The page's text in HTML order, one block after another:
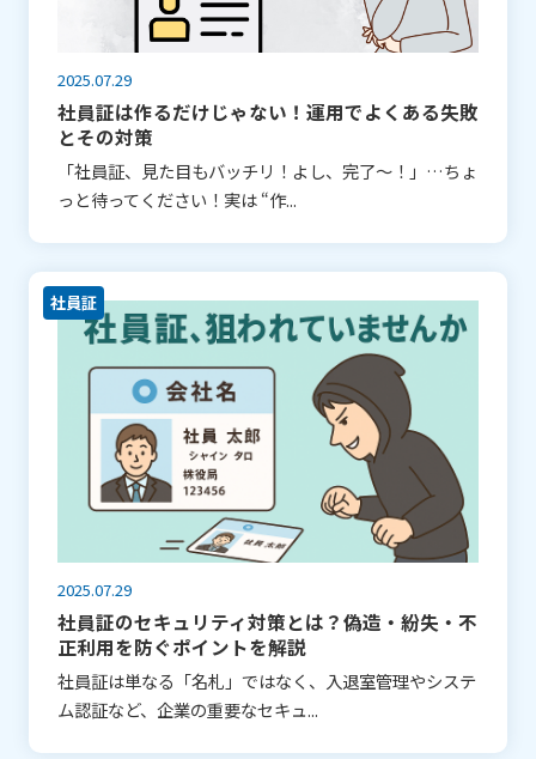
2025.07.29
社員証は作るだけじゃない！運用でよくある失敗
とその対策
「社員証、見た目もバッチリ！よし、完了～！」…ちょ
っと待ってください！実は “作...
社員証
2025.07.29
社員証のセキュリティ対策とは？偽造・紛失・不
正利用を防ぐポイントを解説
社員証は単なる「名札」ではなく、入退室管理やシステ
ム認証など、企業の重要なセキュ...